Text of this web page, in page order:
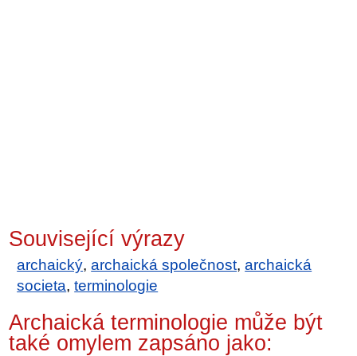
Související výrazy
archaický,archaická společnost,archaická
societa,terminologie
Archaická terminologie může být
také omylem zapsáno jako: